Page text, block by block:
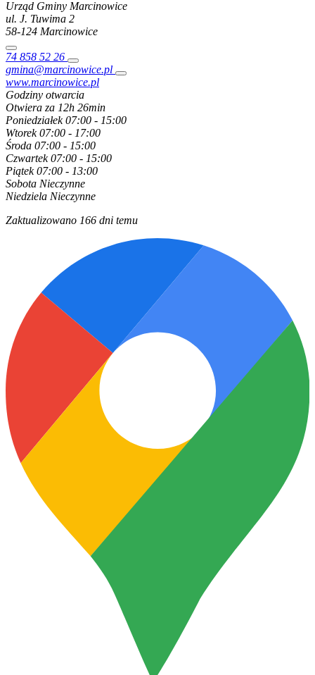
Urząd Gminy Marcinowice
ul. J. Tuwima 2
58-124 Marcinowice
74 858 52 26
gmina@marcinowice.pl
www.marcinowice.pl
Godziny otwarcia
Otwiera za 12h 26min
Poniedziałek 07:00 - 15:00
Wtorek 07:00 - 17:00
Środa 07:00 - 15:00
Czwartek 07:00 - 15:00
Piątek 07:00 - 13:00
Sobota Nieczynne
Niedziela Nieczynne
Zaktualizowano 166 dni temu